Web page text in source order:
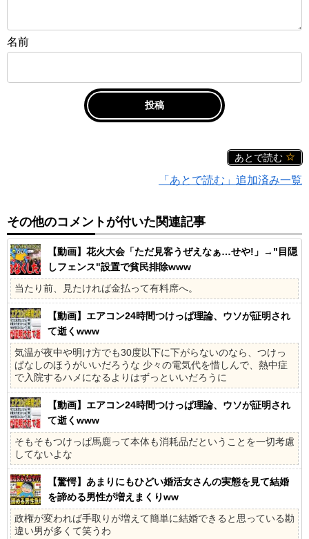
名前
あとで読む
「あとで読む」追加済み一覧
その他のコメントが付いた関連記事
【動画】花火大会「ただ見客うぜえなぁ…せや!」→"目隠
しフェンス"設置で貧民排除www
当たり前、見たければ金払って有料席へ。
【動画】エアコン24時間つけっぱ理論、ウソが証明され
て逝くwww
気温が夜中や明け方でも30度以下に下がらないのなら、つけっ
ぱなしのほうがいいだろうな 少々の電気代を惜しんで、熱中症
で入院するハメになるよりはずっといいだろうに
【動画】エアコン24時間つけっぱ理論、ウソが証明され
て逝くwww
そもそもつけっぱ馬鹿って本体も消耗品だということを一切考慮
してないよな
【驚愕】あまりにもひどい婚活女さんの実態を見て結婚
を諦める男性が増えまくりww
政権が変われば手取りが増えて簡単に結婚できると思っている勘
違い男が多くて笑うわ